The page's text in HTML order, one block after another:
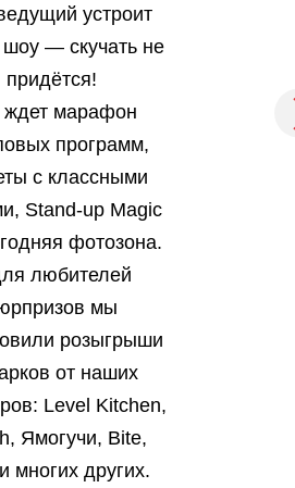
устроит
шоу — скучать не
придётся!
ждет марафон
программ,
с классными
Stand-up Magic
фотозона.
любителей
мы
розыгрыши
от наших
Level Kitchen,
Ямогучи, Bite,
многих других.